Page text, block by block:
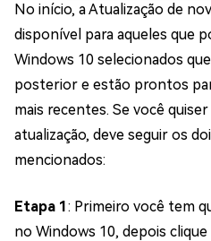
No início, a Atualização de
disponível para aqueles que
Windows 10 selecionados
posterior e estão prontos
mais recentes. Se você
atualização, deve seguir os
mencionados:
Etapa 1: Primeiro você tem
no Windows 10, depois